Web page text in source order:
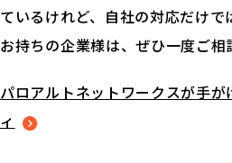
ているけれど、自社の対応だけ
お持ちの企業様は、ぜひ一度ご相
パロアルトネットワークスが手
ィ